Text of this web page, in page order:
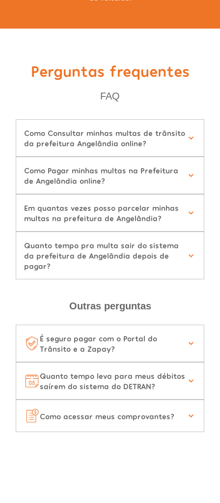
Perguntas frequentes
FAQ
Como Consultar minhas multas de trânsito
da prefeitura Angelândia online?
Como Pagar minhas multas na Prefeitura
de Angelândia online?
Em quantas vezes posso parcelar minhas
multas na prefeitura de Angelândia?
Quanto tempo pra multa sair do sistema
da prefeitura de Angelândia depois de
pagar?
Outras perguntas
É seguro pagar com o Portal do
Trânsito e a Zapay?
Quanto tempo leva para meus débitos
saírem do sistema do DETRAN?
Como acessar meus comprovantes?